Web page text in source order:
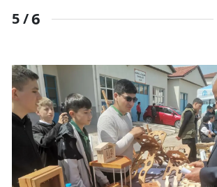
5 /6